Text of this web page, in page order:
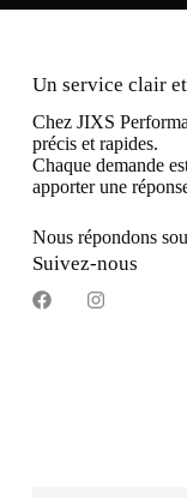
Un service clair
Chez JIXS
précis et rapides.
Chaque demande
apporter une
Nous répondons
Suivez-nous